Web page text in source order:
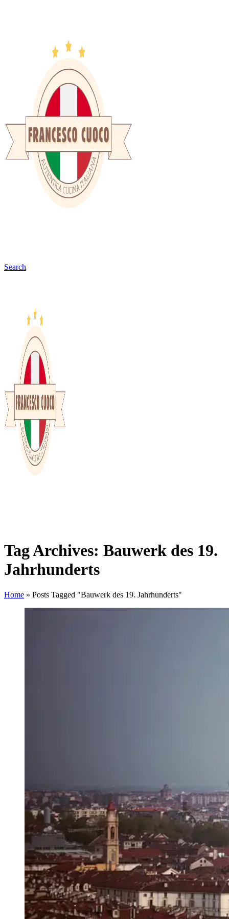
Search
Tag Archives: Bauwerk des 19.
Jahrhunderts
Home » Posts Tagged "Bauwerk des 19. Jahrhunderts"